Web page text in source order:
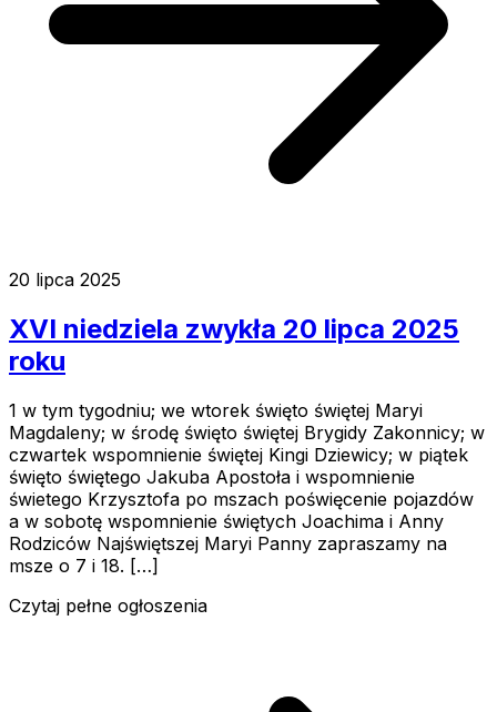
20 lipca 2025
XVI niedziela zwykła 20 lipca 2025
roku
1 w tym tygodniu; we wtorek święto świętej Maryi
Magdaleny; w środę święto świętej Brygidy Zakonnicy; w
czwartek wspomnienie świętej Kingi Dziewicy; w piątek
święto świętego Jakuba Apostoła i wspomnienie
świetego Krzysztofa po mszach poświęcenie pojazdów
a w sobotę wspomnienie świętych Joachima i Anny
Rodziców Najświętszej Maryi Panny zapraszamy na
msze o 7 i 18. […]
Czytaj pełne ogłoszenia